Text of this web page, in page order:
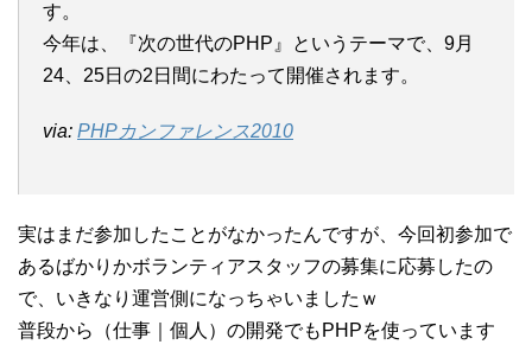
す。
今年は、『次の世代のPHP』というテーマで、9月
24、25日の2日間にわたって開催されます。
via: PHPカンファレンス2010
実はまだ参加したことがなかったんですが、今回初参加で
あるばかりかボランティアスタッフの募集に応募したの
で、いきなり運営側になっちゃいましたｗ
普段から（仕事｜個人）の開発でもPHPを使っています